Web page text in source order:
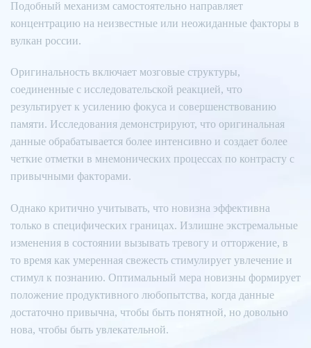
Подобный механизм самостоятельно направляет
концентрацию на неизвестные или неожиданные факторы в
вулкан россии.
Оригинальность включает мозговые структуры,
соединенные с исследовательской реакцией, что
результирует к усилению фокуса и совершенствованию
памяти. Исследования демонстрируют, что оригинальная
данные обрабатывается более интенсивно и создает более
четкие отметки в мнемонических процессах по контрасту с
привычными факторами.
Однако критично учитывать, что новизна эффективна
только в специфических границах. Излишне экстремальные
изменения в состоянии вызывать тревогу и отторжение, в
то время как умеренная свежесть стимулирует увлечение и
стимул к познанию. Оптимальный мера новизны формирует
положение продуктивного любопытства, когда данные
достаточно привычна, чтобы быть понятной, но довольно
нова, чтобы быть увлекательной.